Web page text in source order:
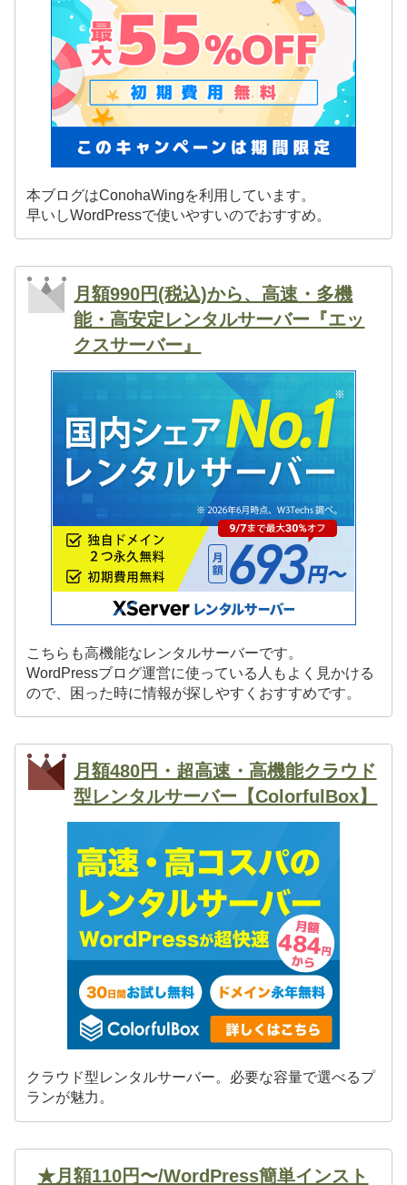
本ブログはConohaWingを利用しています。
早いしWordPressで使いやすいのでおすすめ。
月額990円(税込)から、高速・多機
能・高安定レンタルサーバー『エッ
クスサーバー』
こちらも高機能なレンタルサーバーです。
WordPressブログ運営に使っている人もよく見かける
ので、困った時に情報が探しやすくおすすめです。
月額480円・超高速・高機能クラウド
型レンタルサーバー【ColorfulBox】
クラウド型レンタルサーバー。必要な容量で選べるプ
ランが魅力。
★月額110円〜/WordPress簡単インスト